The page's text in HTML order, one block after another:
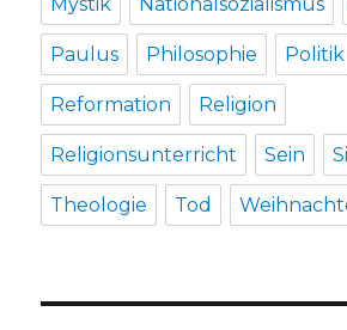
Paulus Philosophie Politik
Reformation Religion
Religionsunterricht Sein
Theologie Tod